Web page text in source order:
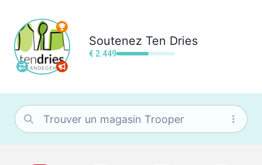
Soutenez Ten Dries
€ 2.449